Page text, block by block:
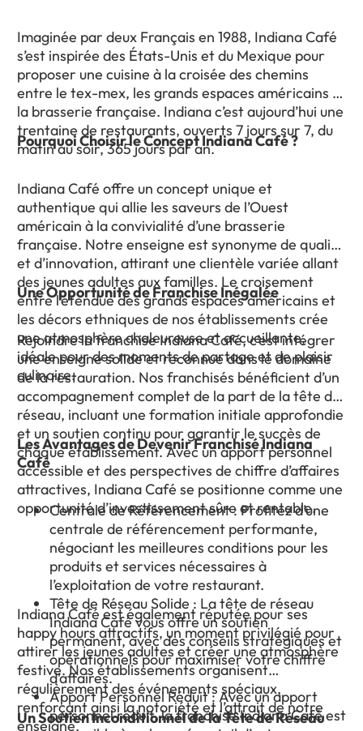
Imaginée par deux Français en 1988, Indiana Café
s’est inspirée des États-Unis et du Mexique pour
proposer une cuisine à la croisée des chemins
entre le tex-mex, les grands espaces américains et
la brasserie française. Indiana c’est aujourd’hui une
trentaine de restaurants, ouverts 7 jours sur 7, du
matin au soir, 365 jours par an.
Pourquoi Choisir le Concept Indiana Café ?
Indiana Café offre un concept unique et
authentique qui allie les saveurs de l’Ouest
américain à la convivialité d’une brasserie
française. Notre enseigne est synonyme de qualité
et d’innovation, attirant une clientèle variée allant
des jeunes adultes aux familles. Le croisement
entre l’étendue des grands espaces américains et
les décors ethniques de nos établissements crée
une atmosphère chaleureuse et accueillante,
idéale pour des moments de partage et de plaisir
culinaire.
Une Opportunité de Franchise Inégalée
Rejoindre la franchise Indiana Café, c’est intégrer
une enseigne solide et reconnue dans le domaine
de la restauration. Nos franchisés bénéficient d’un
accompagnement complet de la part de la tête de
réseau, incluant une formation initiale approfondie
et un soutien continu pour garantir le succès de
chaque établissement. Avec un apport personnel
accessible et des perspectives de chiffre d’affaires
attractives, Indiana Café se positionne comme une
opportunité d’investissement sûre et rentable.
Les Avantages de Devenir Franchisé Indiana
Café
Centrale de Référencement : Profitez d’une
centrale de référencement performante,
négociant les meilleures conditions pour les
produits et services nécessaires à
l’exploitation de votre restaurant.
Tête de Réseau Solide : La tête de réseau
Indiana Café vous offre un soutien
permanent, avec des conseils stratégiques et
opérationnels pour maximiser votre chiffre
d’affaires.
Apport Personnel Réduit : Avec un apport
personnel réduit, la franchise Indiana Café est
Indiana Café est également réputée pour ses
happy hours attractifs, un moment privilégié pour
attirer les jeunes adultes et créer une atmosphère
festive. Nos établissements organisent
régulièrement des événements spéciaux,
renforçant ainsi la notoriété et l’attrait de notre
enseigne.
Un Soutien Inconditionnel de la Tête de Réseau